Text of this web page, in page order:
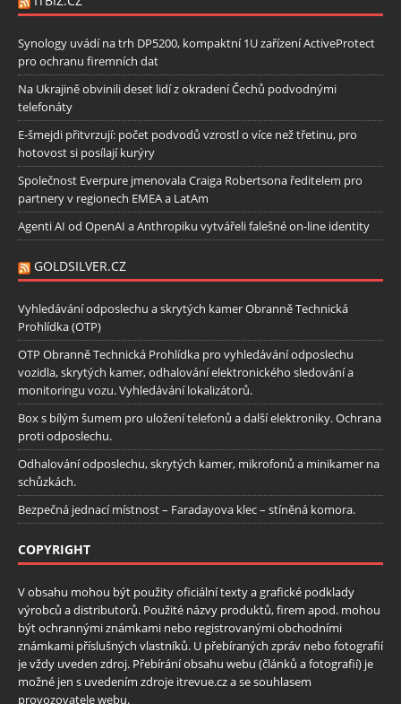
Synology uvádí na trh DP5200, kompaktní 1U zařízení ActiveProtect
pro ochranu firemních dat
Na Ukrajině obvinili deset lidí z okradení Čechů podvodnými
telefonáty
E-šmejdi přitvrzují: počet podvodů vzrostl o více než třetinu, pro
hotovost si posílají kurýry
Společnost Everpure jmenovala Craiga Robertsona ředitelem pro
partnery v regionech EMEA a LatAm
Agenti AI od OpenAI a Anthropiku vytvářeli falešné on-line identity
GOLDSILVER.CZ
Vyhledávání odposlechu a skrytých kamer Obranně Technická
Prohlídka (OTP)
OTP Obranně Technická Prohlídka pro vyhledávání odposlechu
vozidla, skrytých kamer, odhalování elektronického sledování a
monitoringu vozu. Vyhledávání lokalizátorů.
Box s bílým šumem pro uložení telefonů a další elektroniky. Ochrana
proti odposlechu.
Odhalování odposlechu, skrytých kamer, mikrofonů a minikamer na
schůzkách.
Bezpečná jednací místnost – Faradayova klec – stíněná komora.
COPYRIGHT
V obsahu mohou být použity oficiální texty a grafické podklady
výrobců a distributorů. Použité názvy produktů, firem apod. mohou
být ochrannými známkami nebo registrovanými obchodními
známkami příslušných vlastníků. U přebíraných zpráv nebo fotografií
je vždy uveden zdroj. Přebírání obsahu webu (článků a fotografií) je
možné jen s uvedením zdroje itrevue.cz a se souhlasem
provozovatele webu.